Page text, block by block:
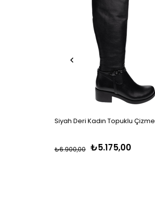
Siyah Deri Kadın Topuklu Çizme
₺5.175,00
₺6.900,00